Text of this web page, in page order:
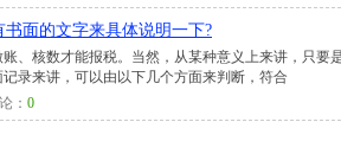
面的文字来具体说明一下?
、核数才能报税。当然，从某种意义上来讲，只要
录来讲，可以由以下几个方面来判断，符合
： 0